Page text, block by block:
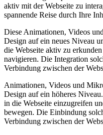
aktiv mit der Webseite zu
spannende Reise durch Ihre
Diese Animationen, Videos
Design auf ein neues Niveau
die Webseite aktiv zu
navigieren. Die Integration
Verbindung zwischen der
Animationen, Videos und
Design auf ein höheres
in die Webseite einzugreifen
bewegen. Die Einbindung
Verbindung zwischen der